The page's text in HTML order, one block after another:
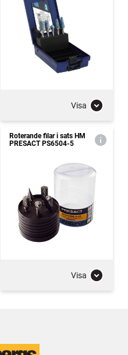
Visa
Roterande filar i sats HM
PRESACT PS6504-5
Visa